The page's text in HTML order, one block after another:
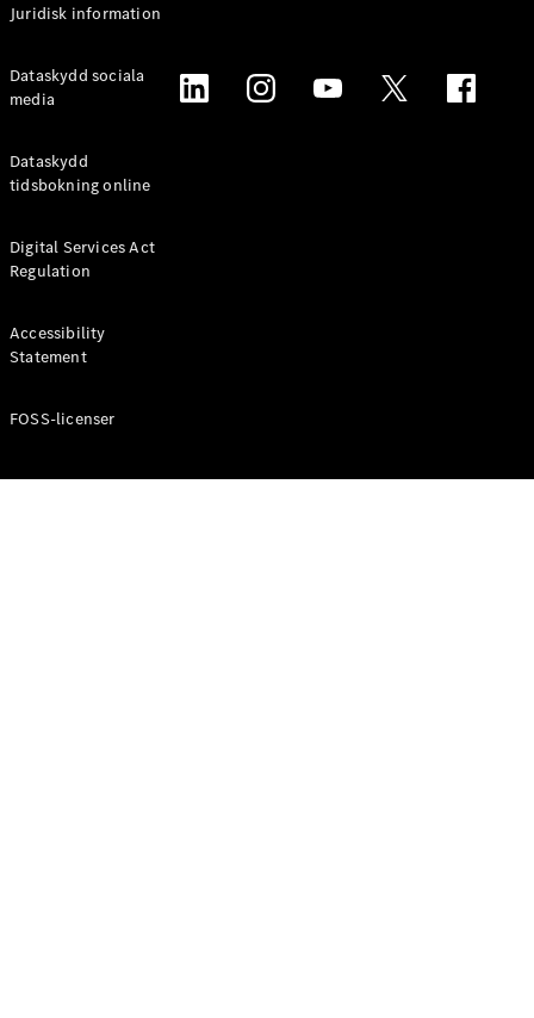
Juridisk information
Dataskydd sociala
media
Dataskydd
tidsbokning online
Digital Services Act
Regulation
Accessibility
Statement
FOSS-licenser